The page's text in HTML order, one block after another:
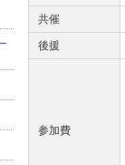
共催
後援
参加費